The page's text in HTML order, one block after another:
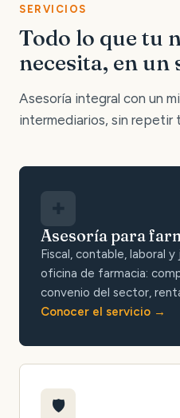
SERVICIOS
Todo lo que tu
necesita, en un
Asesoría integral con un
intermediarios, sin repetir
Asesoría para
Fiscal, contable, laboral
oficina de farmacia:
convenio del sector,
Conocer el servicio
🛡️